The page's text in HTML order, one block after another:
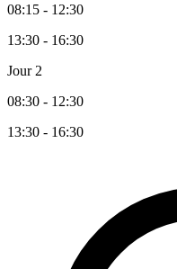
08:15 - 12:30
13:30 - 16:30
Jour 2
08:30 - 12:30
13:30 - 16:30